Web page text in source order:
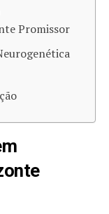
Promissor